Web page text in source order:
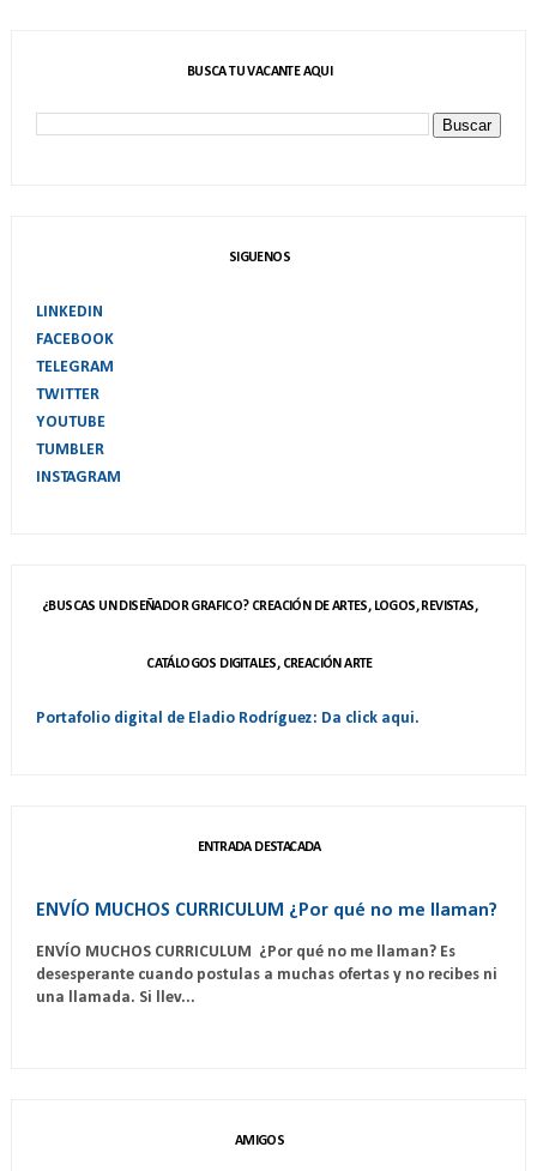
BUSCA TU VACANTE AQUI
SIGUENOS
LINKEDIN
FACEBOOK
TELEGRAM
TWITTER
YOUTUBE
TUMBLER
INSTAGRAM
¿BUSCAS UN DISEÑADOR GRAFICO? CREACIÓN DE ARTES, LOGOS, REVISTAS,
CATÁLOGOS DIGITALES, CREACIÓN ARTE
Portafolio digital de Eladio Rodríguez: Da click aqui.
ENTRADA DESTACADA
ENVÍO MUCHOS CURRICULUM ¿Por qué no me llaman?
ENVÍO MUCHOS CURRICULUM ¿Por qué no me llaman? Es
desesperante cuando postulas a muchas ofertas y no recibes ni
una llamada. Si llev...
AMIGOS